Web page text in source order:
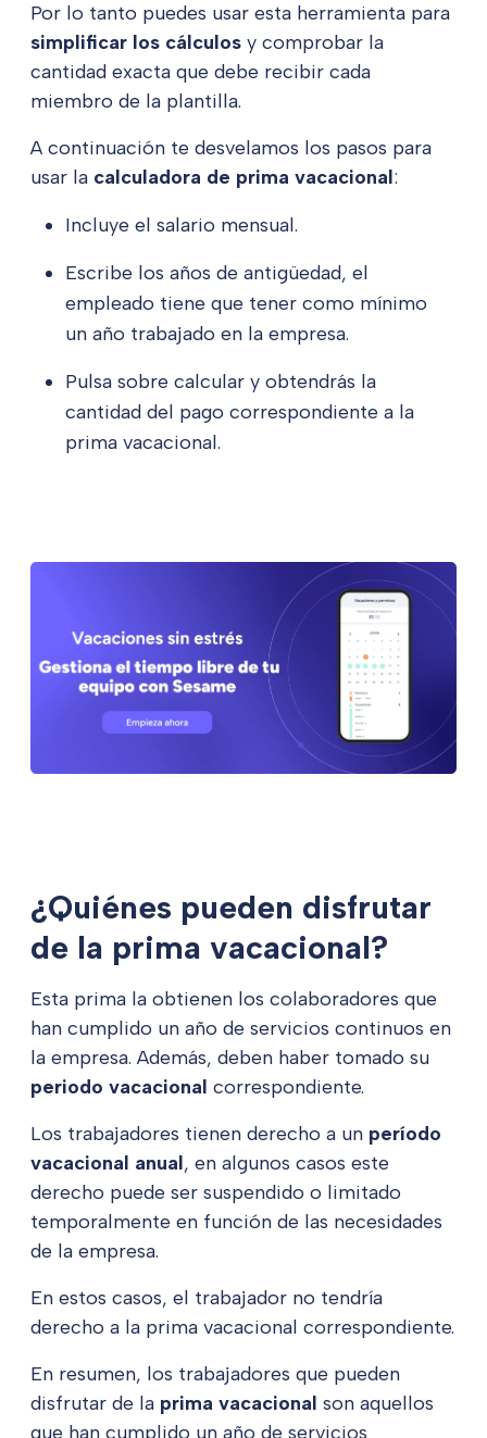
Por lo tanto puedes usar esta herramienta para
simplificar los cálculos y comprobar la
cantidad exacta que debe recibir cada
miembro de la plantilla.
A continuación te desvelamos los pasos para
usar la calculadora de prima vacacional:
Incluye el salario mensual.
Escribe los años de antigüedad, el
empleado tiene que tener como mínimo
un año trabajado en la empresa.
Pulsa sobre calcular y obtendrás la
cantidad del pago correspondiente a la
prima vacacional.
¿Quiénes pueden disfrutar
de la prima vacacional?
Esta prima la obtienen los colaboradores que
han cumplido un año de servicios continuos en
la empresa. Además, deben haber tomado su
periodo vacacional correspondiente.
Los trabajadores tienen derecho a un período
vacacional anual, en algunos casos este
derecho puede ser suspendido o limitado
temporalmente en función de las necesidades
de la empresa.
En estos casos, el trabajador no tendría
derecho a la prima vacacional correspondiente.
En resumen, los trabajadores que pueden
disfrutar de la prima vacacional son aquellos
que han cumplido un año de servicios